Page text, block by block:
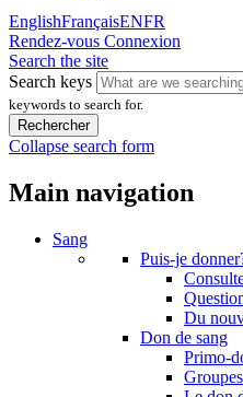
EnglishFrançaisENFR
Rendez-vous Connexion
Search the site
Search keys
keywords to search for.
Collapse search form
Main navigation
Sang
Puis-je
Du
Don de sang
Primo-